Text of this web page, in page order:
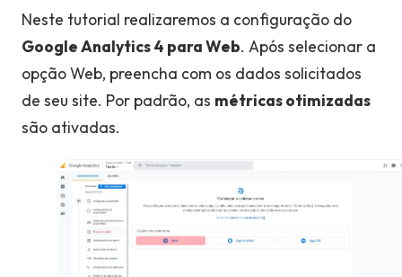
Neste tutorial realizaremos a configuração do
Google Analytics 4 para Web. Após selecionar a
opção Web, preencha com os dados solicitados
de seu site. Por padrão, as métricas otimizadas
são ativadas.